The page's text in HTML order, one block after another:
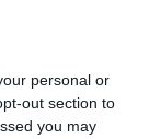
personal or
out section to
you may